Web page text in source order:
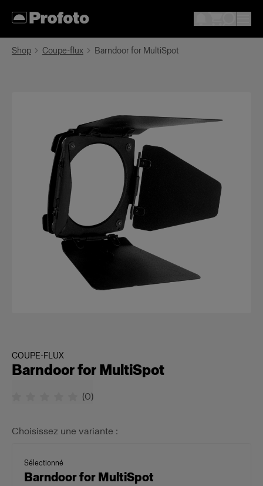
Shop Coupe-flux Barndoor for MultiSpot
COUPE-FLUX
Barndoor for MultiSpot
(0)
Choisissez une variante :
Sélectionné
Barndoor for MultiSpot